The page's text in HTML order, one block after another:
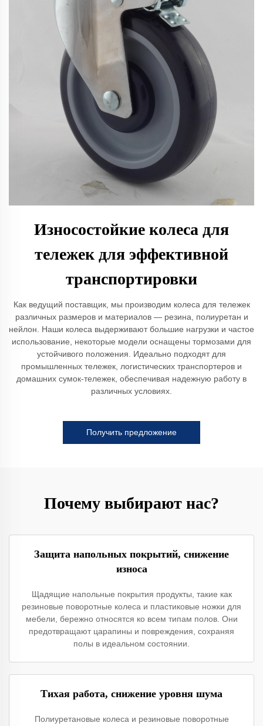
Износостойкие колеса для
тележек для эффективной
транспортировки
Как ведущий поставщик, мы производим колеса для тележек
различных размеров и материалов — резина, полиуретан и
нейлон. Наши колеса выдерживают большие нагрузки и частое
использование, некоторые модели оснащены тормозами для
устойчивого положения. Идеально подходят для
промышленных тележек, логистических транспортеров и
домашних сумок-тележек, обеспечивая надежную работу в
различных условиях.
Получить предложение
Почему выбирают нас?
Защита напольных покрытий, снижение
износа
Щадящие напольные покрытия продукты, такие как
резиновые поворотные колеса и пластиковые ножки для
мебели, бережно относятся ко всем типам полов. Они
предотвращают царапины и повреждения, сохраняя
полы в идеальном состоянии.
Тихая работа, снижение уровня шума
Полиуретановые колеса и резиновые поворотные